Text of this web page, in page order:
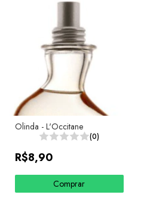
Olinda - L'Occitane
(0)
R$8,90
Comprar